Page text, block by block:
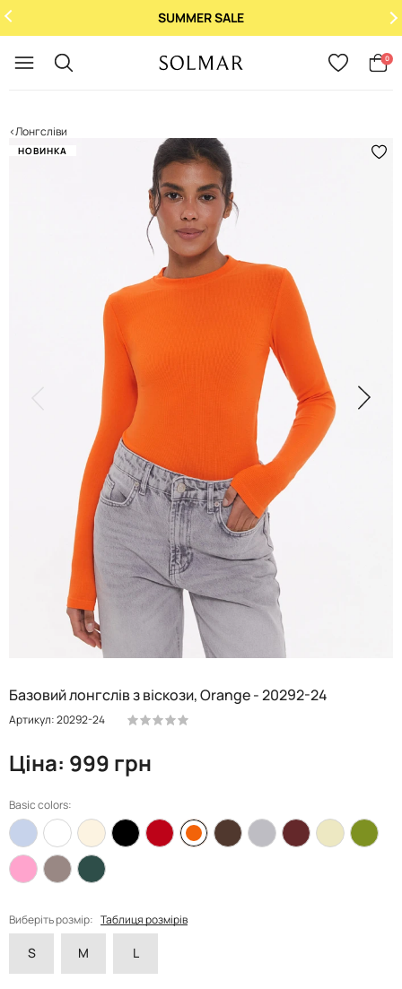
SUMMER SALE
0
Лонгсліви
НОВИНКА
Базовий лонгслів з віскози, Orange - 20292-24
Артикул: 20292-24
Ціна: 999 грн
Basic colors:
Виберіть розмір: Таблиця розмірів
S M L